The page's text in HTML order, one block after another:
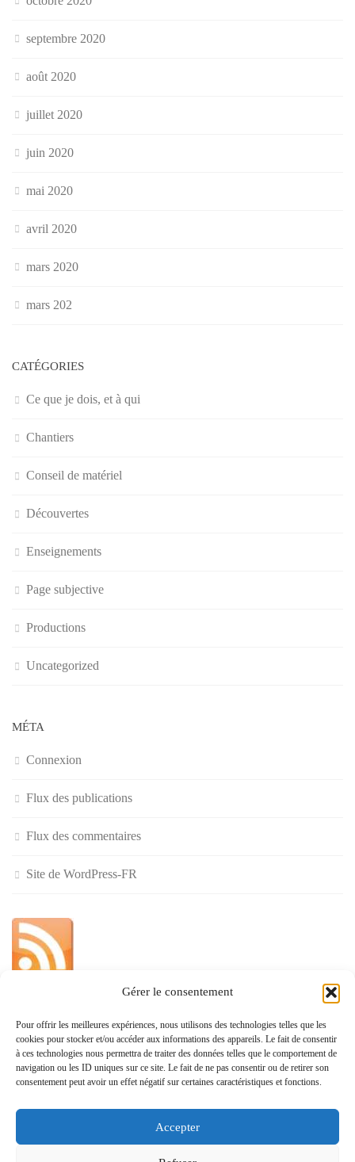
Gérer le consentement
Pour offrir les meilleures expériences, nous utilisons des technologies telles que les
cookies pour stocker et/ou accéder aux informations des appareils. Le fait de consentir
à ces technologies nous permettra de traiter des données telles que le comportement de
navigation ou les ID uniques sur ce site. Le fait de ne pas consentir ou de retirer son
consentement peut avoir un effet négatif sur certaines caractéristiques et fonctions.
Accepter
septembre 2020
août 2020
juillet 2020
juin 2020
mai 2020
avril 2020
mars 2020
mars 202
CATÉGORIES
Ce que je dois, et à qui
Chantiers
Conseil de matériel
Découvertes
Enseignements
Page subjective
Productions
Uncategorized
MÉTA
Connexion
Flux des publications
Flux des commentaires
Site de WordPress-FR
»
Politique de confidentialité
www.monvoisin.xyz © 2026. Tous droits réservés.